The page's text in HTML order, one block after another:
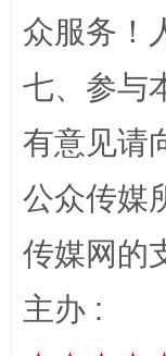
完善运行
众服务！
七、参与
有意见请
公众传媒
传媒网的
主办 :